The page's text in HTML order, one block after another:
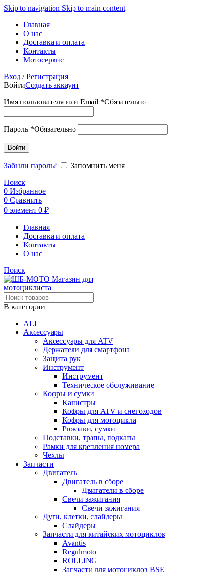
Skip to navigation Skip to main content
Главная
О нас
Доставка и оплата
Контакты
Мотосервис
Вход / Регистрация
ВойтиСоздать аккаунт
Имя пользователя или Email *Обязательно
Пароль *Обязательно
Войти
Забыли пароль?
Запомнить меня
Поиск
0 Избранное
0 Сравнить
0 элемент 0 ₽
Главная
Доставка и оплата
Контакты
О нас
Поиск
В категории
ALL
Аксессуары
Аксессуары для ATV
Держатели для смартфона
Защита рук
Инструмент
Инструмент
Техническое обслуживание
Кофры и сумки
Канистры
Кофры для ATV и снегоходов
Кофры для мотоцикла
Рюкзаки, сумки
Подставки, трапы, подкаты
Рамки для крепления номера
Чехлы
Запчасти
Двигатель
Двигатель в сборе
Двигатели в сборе
Свечи зажигания
Свечи зажигания
Дуги, клетки, слайдеры
Слайдеры
Запчасти для китайских мотоциклов
Avantis
Regulmoto
ROLLING
Запчасти для мотоциклов BSE